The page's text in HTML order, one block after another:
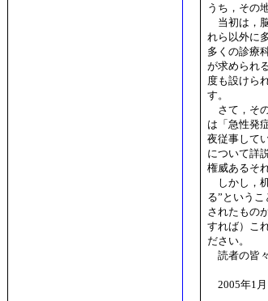
うち，その
当初は，
れら以外に
多くの診療
が求められ
度も設けら
す。
さて，そ
は「急性発
夜従事して
について詳
権威あるそ
しかし，
る”という
されたもの
すれば）こ
ださい。
読者の皆
2005年1月